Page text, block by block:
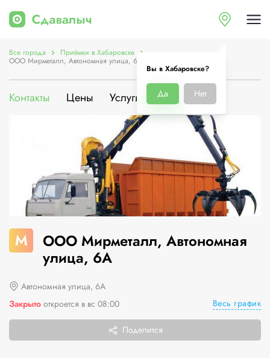
Вы в Хабаровске?
Да Нет
Все города Приёмки в Хабаровске
ООО Мирметалл, Автономная улица, 6А
Контакты Цены Услуги О компании
М
ООО Мирметалл, Автономная
улица, 6А
Автономная улица, 6А
Закрыто откроется в вс 08:00 Весь график
Поделится